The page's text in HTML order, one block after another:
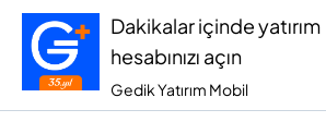
Dakikalar içinde yatırım
hesabınızı açın
Gedik Yatırım Mobil